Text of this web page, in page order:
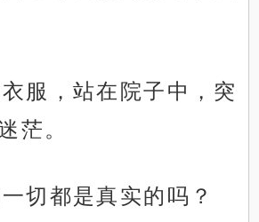
服，站在院子中，突
茫。
切都是真实的吗？